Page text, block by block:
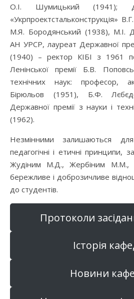
О.І. Шумицький (1941);
«Укрпроектстальконструкція»
М.Я. Бородянський (1938), М.І.
АН УРСР, лауреат Державної
(1940) – ректор КІБІ з 1961
Ленінської премії Б.В.
технічних наук: професор,
Бірюльов (1951), Б.Ф.
Державної премії з науки і
(1962).
Незмінними залишаються
педагогічні і етичні принципи,
Жудіним М.Д., Жербіним М.М.,
бережливе і доброзичливе
до студентів.
Протоколи
Історія
Новини